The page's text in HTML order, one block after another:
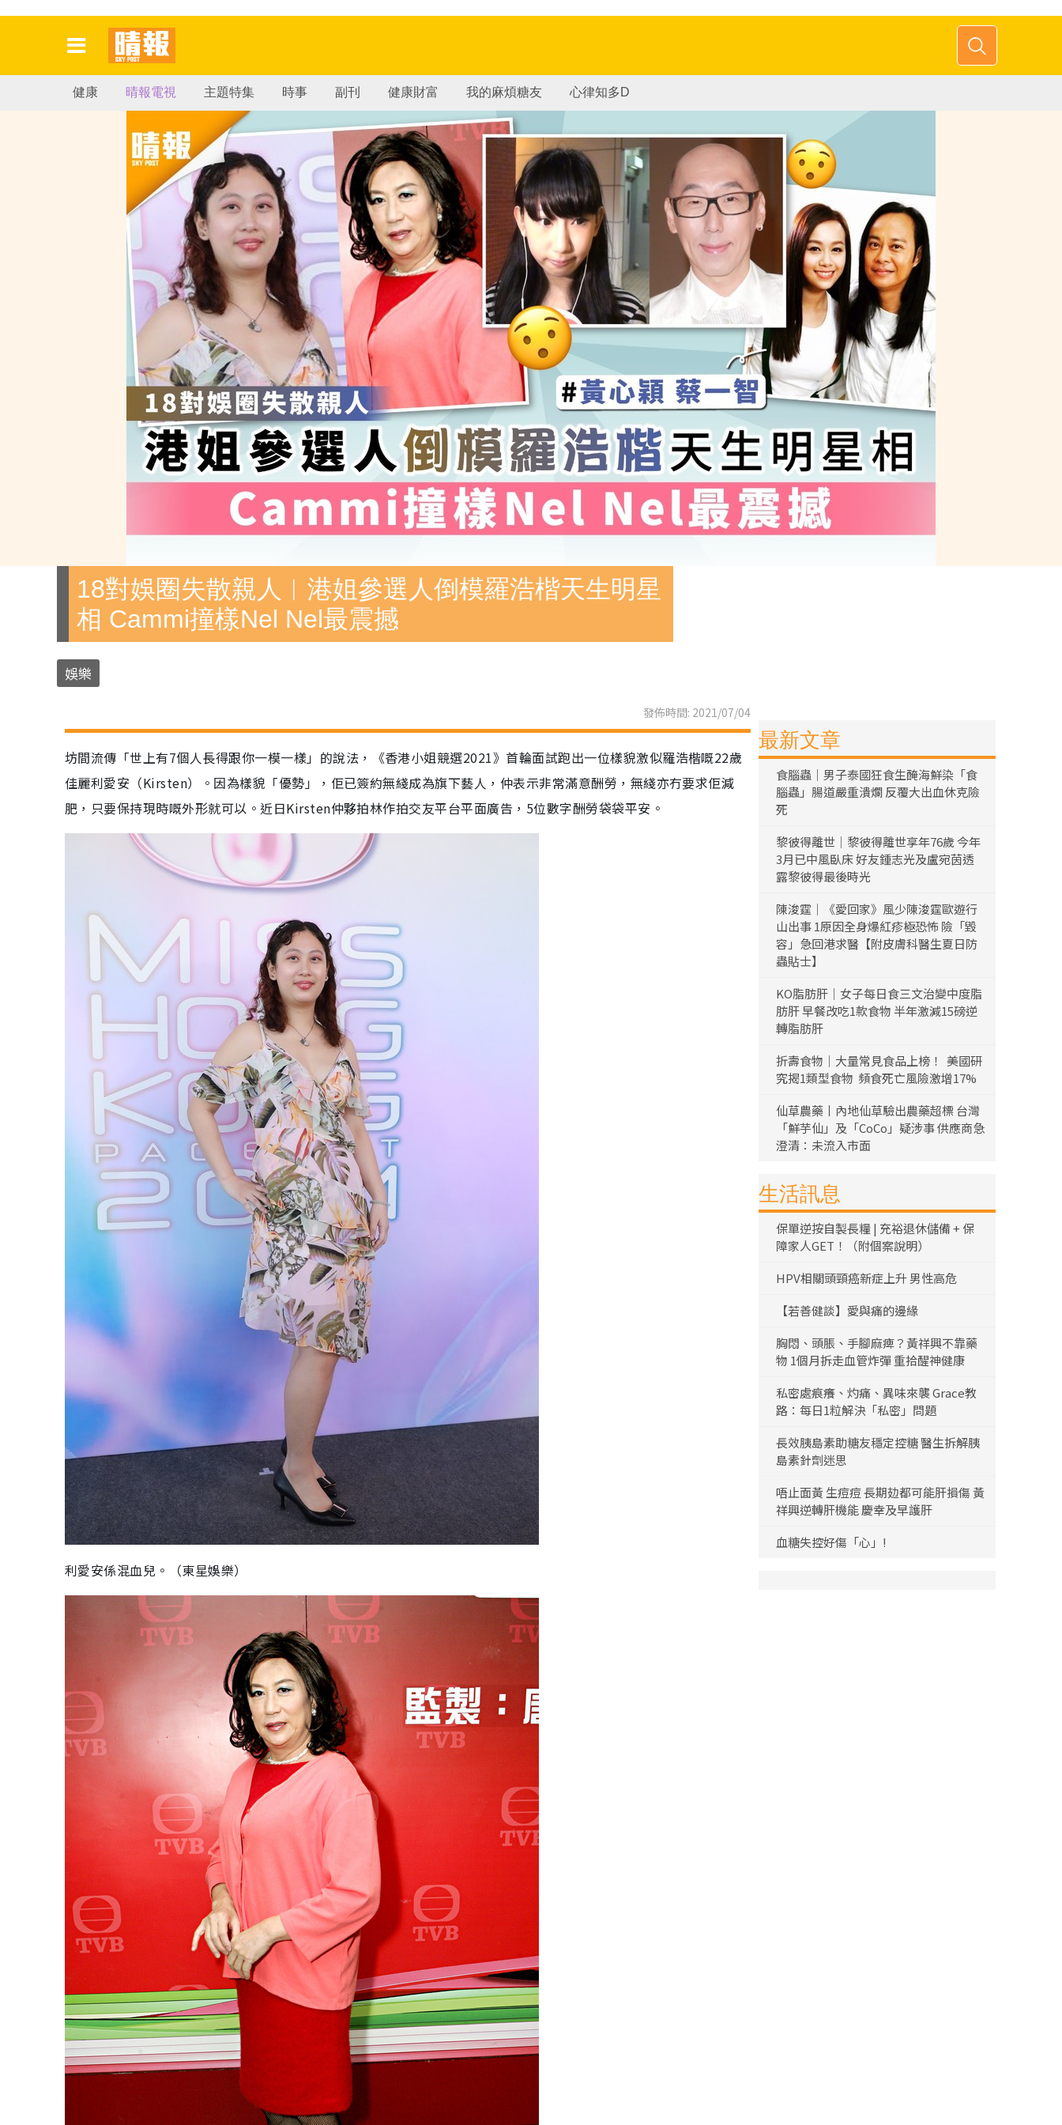
健康 晴報電視 主題特集 時事 副刊 健康財富 我的麻煩糖友 心律知多D
18對娛圈失散親人︱港姐參選人倒模羅浩楷天生明星
相 Cammi撞樣Nel Nel最震撼
娛樂
發佈時間: 2021/07/04
坊間流傳「世上有7個人長得跟你一模一樣」的說法，《香港小姐競選2021》首輪面試跑出一位樣貌激似羅浩楷嘅22歲
佳麗利愛安（Kirsten）。因為樣貌「優勢」，佢已簽約無綫成為旗下藝人，仲表示非常滿意酬勞，無綫亦冇要求佢減
肥，只要保持現時嘅外形就可以。近日Kirsten仲夥拍林作拍交友平台平面廣告，5位數字酬勞袋袋平安。
利愛安係混血兒。（東星娛樂）
最新文章
食腦蟲｜男子泰國狂食生醃海鮮染「食
腦蟲」腸道嚴重潰爛 反覆大出血休克險
死
黎彼得離世｜黎彼得離世享年76歲 今年
3月已中風臥床 好友鍾志光及盧宛茵透
露黎彼得最後時光
陳浚霆｜《愛回家》風少陳浚霆歐遊行
山出事 1原因全身爆紅疹極恐怖 險「毀
容」急回港求醫【附皮膚科醫生夏日防
蟲貼士】
KO脂肪肝｜女子每日食三文治變中度脂
肪肝 早餐改吃1款食物 半年激減15磅逆
轉脂肪肝
折壽食物｜大量常見食品上榜！ 美國研
究揭1類型食物 頻食死亡風險激增17%
仙草農藥丨內地仙草驗出農藥超標 台灣
「鮮芋仙」及「CoCo」疑涉事 供應商急
澄清：未流入市面
生活訊息
保單逆按自製長糧 | 充裕退休儲備 + 保
障家人GET！（附個案說明）
HPV相關頭頸癌新症上升 男性高危
【若善健談】愛與痛的邊緣
胸悶、頭脹、手腳麻痺？黃祥興不靠藥
物 1個月拆走血管炸彈 重拾醒神健康
私密處痕癢、灼痛、異味來襲 Grace教
路：每日1粒解決「私密」問題
長效胰島素助糖友穩定控糖 醫生拆解胰
島素針劑迷思
唔止面黃 生痘痘 長期攰都可能肝損傷 黃
祥興逆轉肝機能 慶幸及早護肝
血糖失控好傷「心」!